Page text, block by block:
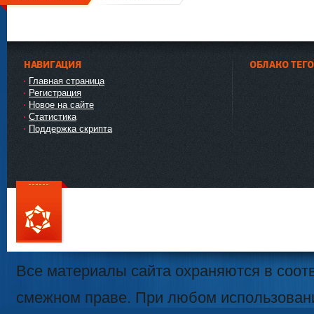
НАВИГАЦИЯ
Главная страница
Регистрация
Новое на сайте
Статистика
Поддержка скрипта
ОБЛАКО
111
Все материалы сайта охраняются в
смежном праве. При любом